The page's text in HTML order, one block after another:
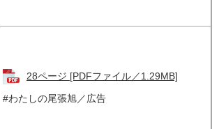
28ページ [PDFファイル／1.29MB]
#わたしの尾張旭／広告